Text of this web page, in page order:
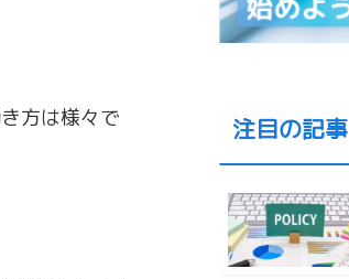
方は様々で
注目の記事